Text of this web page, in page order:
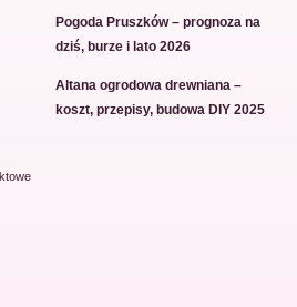
Pogoda Pruszków – prognoza na
dziś, burze i lato 2026
Altana ogrodowa drewniana –
koszt, przepisy, budowa DIY 2025